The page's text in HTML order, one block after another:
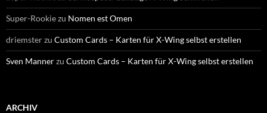
Super-Rookiezu Nomen est Omen
driemsterzu Custom Cards – Karten für X-Wing selbst erstellen
Sven Mannerzu Custom Cards – Karten für X-Wing selbst erstellen
ARCHIV